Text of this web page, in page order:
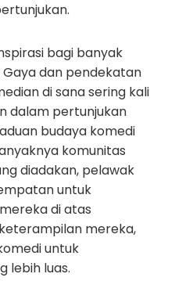
bagi banyak
Gaya dan pendekatan
di sana sering kali
dalam pertunjukan
budaya komedi
komunitas
diadakan, pelawak
untuk
di atas
mereka,
untuk
lebih luas.